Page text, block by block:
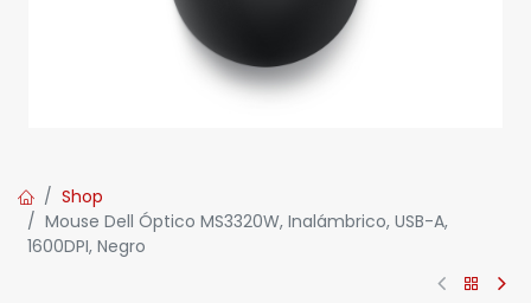
Shop
Mouse Dell Óptico MS3320W, Inalámbrico, USB-A,
1600DPI, Negro